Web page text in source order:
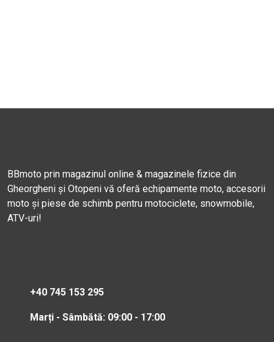
BBmoto prin magazinul online & magazinele fizice din
Gheorgheni și Otopeni vă oferă echipamente moto, accesorii
moto și piese de schimb pentru motociclete, snowmobile,
ATV-uri!
+40 745 153 295
Marți - Sâmbătă: 09:00 - 17:00